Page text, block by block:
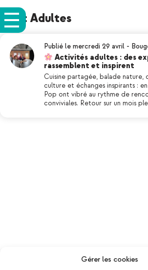
Gérer les cookies
Tag: Adultes
Publié le mercredi 29 avril -
Activités adultes : des
rassemblent et inspirent
Cuisine partagée, balade nature,
culture et échanges inspirants :
Pop ont vibré au rythme de
conviviales. Retour sur un mois